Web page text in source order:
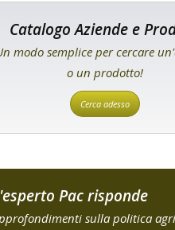
Catalogo Aziende e
modo semplice per cercare
o un prodotto!
Cerca adesso
Pac risponde
sulla politica